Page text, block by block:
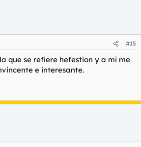
#15
que se refiere hefestion y a mi me
e interesante.